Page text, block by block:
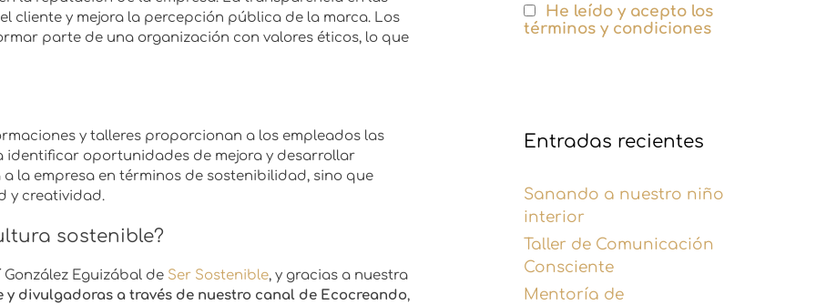
cliente y mejora la percepción pública de la marca. Los
parte de una organización con valores éticos, lo que
y talleres proporcionan a los empleados las
identificar oportunidades de mejora y desarrollar
la empresa en términos de sostenibilidad, sino que
y creatividad.
sostenible?
Eguizábal de Ser Sostenible, y gracias a nuestra
y divulgadoras a través de nuestro canal de Ecocreando,
He leído y acepto los
términos y condiciones
Entradas recientes
Sanando a nuestro niño
interior
Taller de Comunicación
Consciente
Mentoría de